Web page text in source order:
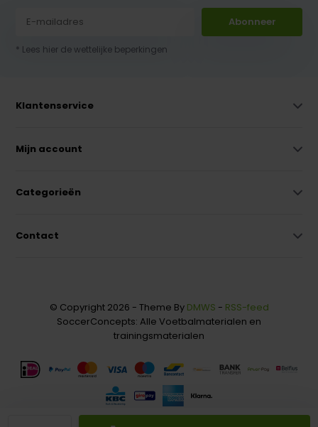
Abonneer
* Lees hier de wettelijke beperkingen
Klantenservice
Mijn account
Categorieën
Contact
© Copyright 2026 - Theme By DMWS - RSS-feed
SoccerConcepts: Alle Voetbalmaterialen en
trainingsmaterialen